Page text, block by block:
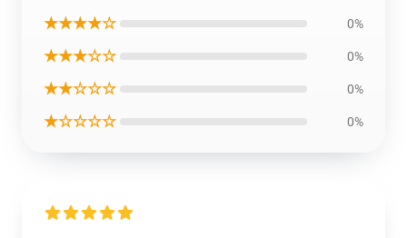
★★★★☆ 0%
★★★☆☆ 0%
★★☆☆☆ 0%
★☆☆☆☆ 0%